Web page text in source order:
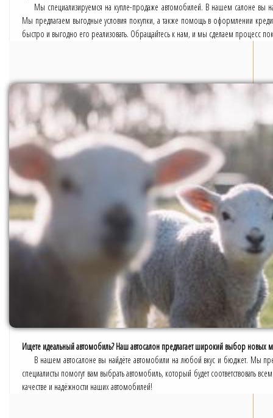
Мы специализируемся на купле-продаже автомобилей. В нашем салоне вы
Мы предлагаем выгодные условия покупки, а также помощь в оформлении
быстро и выгодно его реализовать. Обращайтесь к нам, и мы сделаем процесс
Ищете идеальный автомобиль? Наш автосалон предлагает широкий выбор новых
В нашем автосалоне вы найдёте автомобили на любой вкус и бюджет. Мы
специалисты помогут вам выбрать автомобиль, который будет соответствовать
качестве и надёжности наших автомобилей!